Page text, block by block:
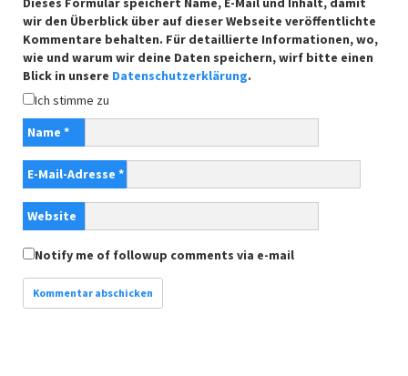
wir den Überblick über auf dieser Webseite veröffentlichte
Kommentare behalten. Für detaillierte Informationen, wo,
wie und warum wir deine Daten speichern, wirf bitte einen
Blick in unsere Datenschutzerklärung.
Ich stimme zu
Name *
E-Mail-Adresse *
Website
Notify me of followup comments via e-mail